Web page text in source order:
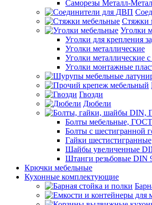
Саморезы Металл-
Стяжки
Уголки
Уголки для крепления
Уголки металлические
Уголки металлические
Уголки монтажные
Гвозди
Дюбели
Болты мебельные, ГОСТ
Болты с шестигранной
Гайки шестистигранные
Шайбы увеличенные
Штанги резьбовые DIN
Крючки мебельные
Кухонные комплектующие